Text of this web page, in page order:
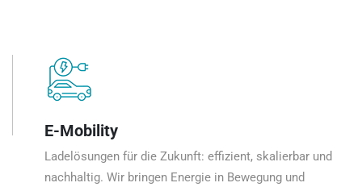
E-Mobility
Ladelösungen für die Zukunft: effizient, skalierbar und
nachhaltig. Wir bringen Energie in Bewegung und